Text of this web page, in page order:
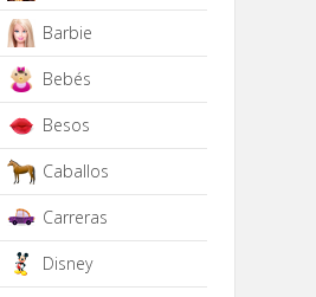
Barbie
Bebés
Besos
Caballos
Carreras
Disney